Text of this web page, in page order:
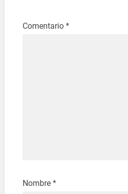
Comentario *
Nombre *